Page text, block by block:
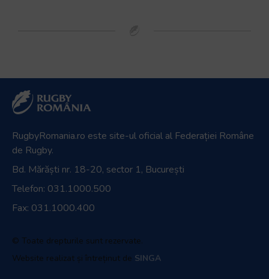
RugbyRomania.ro este site-ul oficial al Federației Române
de Rugby.
Bd. Mărăști nr. 18-20, sector 1, București
Telefon: 031.1000.500
Fax: 031.1000.400
© Toate drepturile sunt rezervate.
Website realizat și întreținut de SINGA